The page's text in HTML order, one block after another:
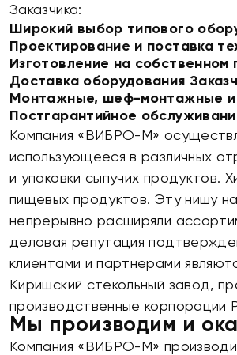
Заказчика:
Широкий выбор типового
Проектирование и поставка
Изготовление на
Доставка оборудования
Монтажные, шеф-монтажные и
Постгарантийное
Компания «ВИБРО-М»
использующееся в различных
и упаковки сыпучих продуктов.
пищевых продуктов. Эту нишу
непрерывно расширяли
деловая репутация
клиентами и партнерами
Киришский стекольный завод,
производственные корпорации
Мы производим и
Компания «ВИБРО-М»